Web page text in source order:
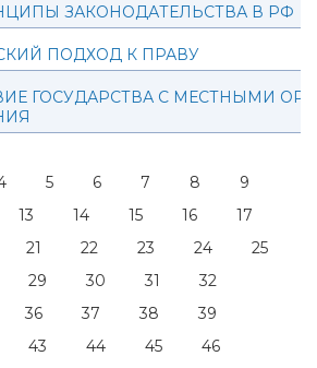
ЗАКОНОДАТЕЛЬСТВА В РФ
ПОДХОД К ПРАВУ
ГОСУДАРСТВА С МЕСТНЫМИ
5 6 7 8
9
13 14 15 16
17
21 22 23 24
25
29 30 31
32
36 37 38
39
43 44 45
46